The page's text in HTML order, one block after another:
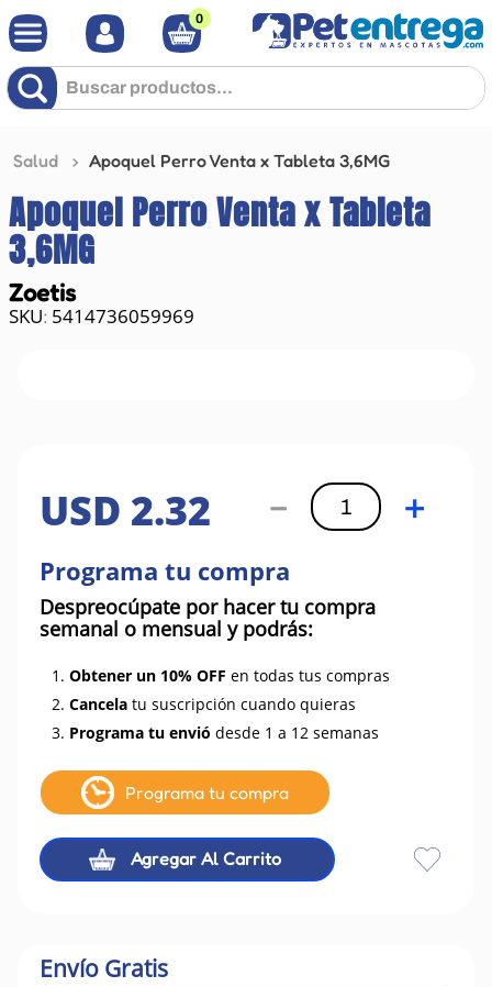
0
Buscar productos...
Salud Apoquel Perro Venta x Tableta 3,6MG
Apoquel Perro Venta x Tableta
3,6MG
Zoetis
: 5414736059969
USD 2.32 ＋
－
Programa tu compra
Despreocúpate por hacer tu compra
semanal o mensual y podrás:
1. Obtener un 10% OFF en todas tus compras
2. Cancela tu suscripción cuando quieras
3. Programa tu envió desde 1 a 12 semanas
Programa tu compra
Agregar Al Carrito
Envío Gratis